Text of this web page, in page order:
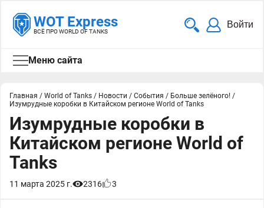
WOT Express
ВСЁ ПРО WORLD OF TANKS
Войти
Меню сайта
Главная / World of Tanks / Новости / События / Больше зелёного! /
Изумрудные коробки в Китайском регионе World of Tanks
Изумрудные коробки в
Китайском регионе World of
Tanks
11 марта 2025 г. 2316 3